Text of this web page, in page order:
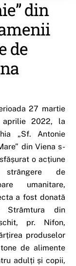
din
de
27 martie
2022, la
„Sf. Antonie
din Viena s-
o acțiune
de
umanitare,
a fost donată
Strâmtura din
pr. Nifon,
produselor
de alimente
adulți și copii,